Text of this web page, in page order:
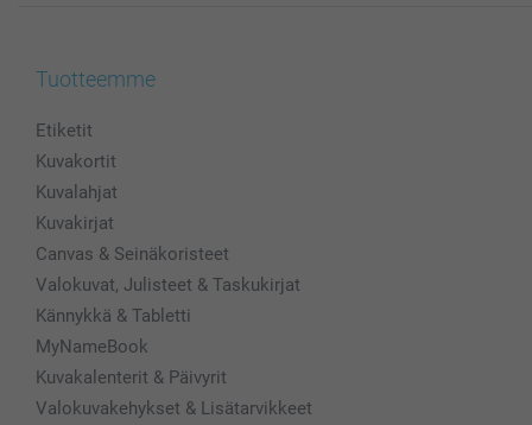
Tuotteemme
Etiketit
Kuvakortit
Kuvalahjat
Kuvakirjat
Canvas & Seinäkoristeet
Valokuvat, Julisteet & Taskukirjat
Kännykkä & Tabletti
MyNameBook
Kuvakalenterit & Päivyrit
Valokuvakehykset & Lisätarvikkeet